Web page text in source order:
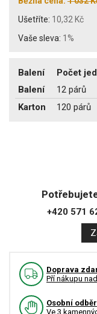
Ušetříte: 10,32 Kč
Vaše sleva: 1%
Balení Počet
Balení
12 párů
Karton
120 párů
+420 571
Doprava
Pří nákupu
Osobní odběr
Ve 3